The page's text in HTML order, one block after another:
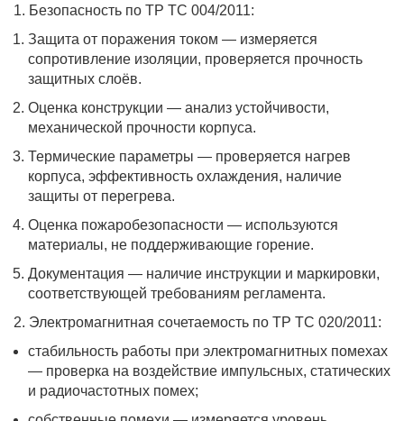
1. Безопасность по ТР ТС 004/2011:
Защита от поражения током — измеряется
сопротивление изоляции, проверяется прочность
защитных слоёв.
Оценка конструкции — анализ устойчивости,
механической прочности корпуса.
Термические параметры — проверяется нагрев
корпуса, эффективность охлаждения, наличие
защиты от перегрева.
Оценка пожаробезопасности — используются
материалы, не поддерживающие горение.
Документация — наличие инструкции и маркировки,
соответствующей требованиям регламента.
2. Электромагнитная сочетаемость по ТР ТС 020/2011:
стабильность работы при электромагнитных помехах
— проверка на воздействие импульсных, статических
и радиочастотных помех;